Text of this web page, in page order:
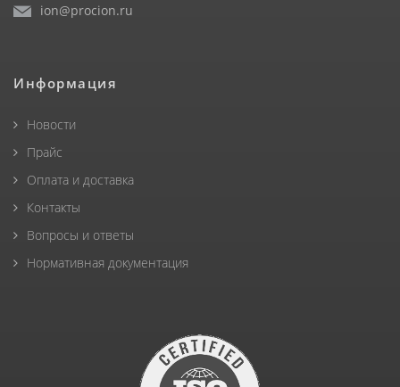
ion@procion.ru
Информация
Новости
Прайс
Оплата и доставка
Контакты
Вопросы и ответы
Нормативная документация